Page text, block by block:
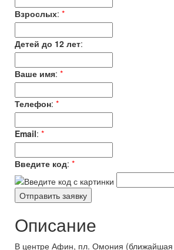
Взрослых: *
Детей до 12 лет:
Ваше имя: *
Телефон: *
Email: *
Введите код: *
Описание
В центре Афин, пл. Омония (ближайшая